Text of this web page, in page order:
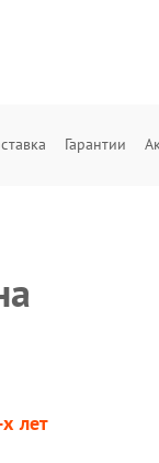
Гарантии
лет